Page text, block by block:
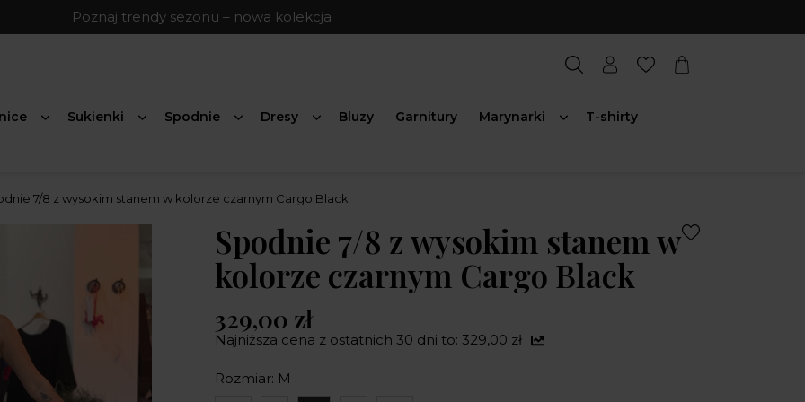
Poznaj trendy sezonu – nowa kolekcja
Sukienki Spodnie Dresy Bluzy Garnitury Marynarki T-shirty
7/8 z wysokim stanem w kolorze czarnym Cargo Black
Spodnie 7/8 z wysokim stanem w
kolorze czarnym Cargo Black
329,00 zł
Najniższa cena z ostatnich 30 dni to: 329,00 zł
Rozmiar: M